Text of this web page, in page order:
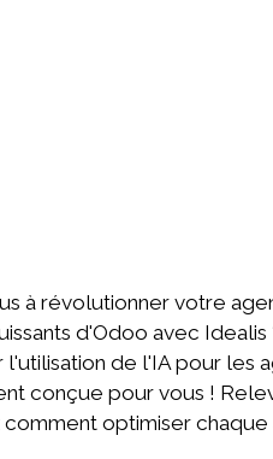
à révolutionner votre
d'Odoo avec
l'utilisation de l'IA pour
conçue pour vous !
optimiser